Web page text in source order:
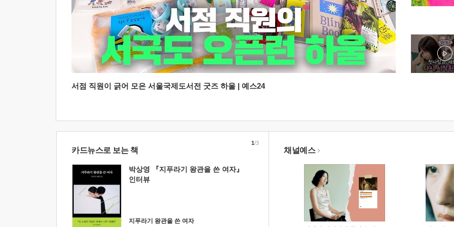
서점 직원이 긁어 모은 서울국제도서전 굿즈 하울 | 예스24
카드뉴스로 보는 책
박상영 『지푸라기 왕관을 쓴 여자』
인터뷰
지푸라기 왕관을 쓴 여자
1/3
채널예스